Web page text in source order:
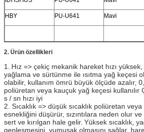
HBY
PU-U641 Mavi
2. Ürün özellikleri
1.
Hız => çekiç mekanik hareket hızı
yağlama ve sürtünme ile ısıtma yağ keçesi
olabilir, kullanım ömrü büyük ölçüde azalır,
poliüretan veya kauçuk yağ keçesi kullanılır
s / sn hızı iyi
2. Sıcaklık => düşük sıcaklık poliüretan
esnekliğini düşürür, sızıntılara neden olur
sert ve kırılgan hale gelir. Yüksek sıcaklık,
genleşmesini, yumuşak olmasını sağlar,